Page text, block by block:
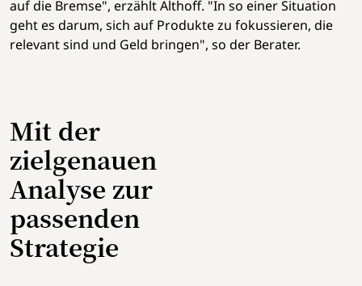
auf die Bremse", erzählt Althoff. "In so einer Situation
geht es darum, sich auf Produkte zu fokussieren, die
relevant sind und Geld bringen", so der Berater.
Mit der
zielgenauen
Analyse zur
passenden
Strategie